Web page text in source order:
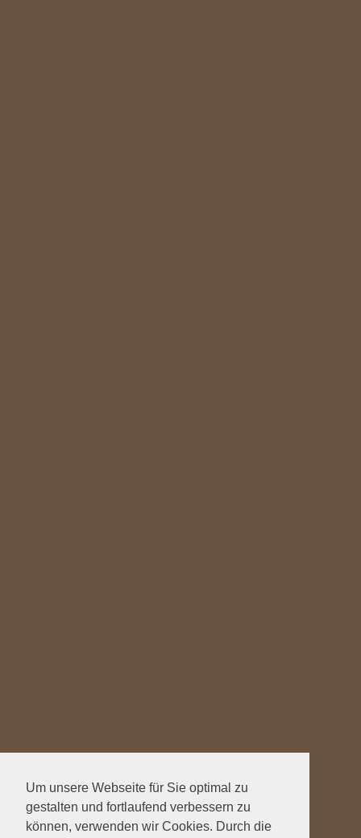
Um unsere Webseite für Sie optimal zu
gestalten und fortlaufend verbessern zu
können, verwenden wir Cookies. Durch die